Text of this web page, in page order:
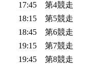
17:45 第4競走
18:15 第5競走
18:45 第6競走
19:15 第7競走
19:45 第8競走